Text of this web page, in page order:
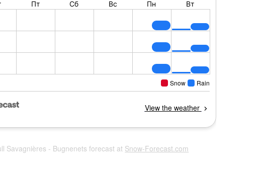
Savagnières - Bugnenets forecast at Snow-Forecast.com